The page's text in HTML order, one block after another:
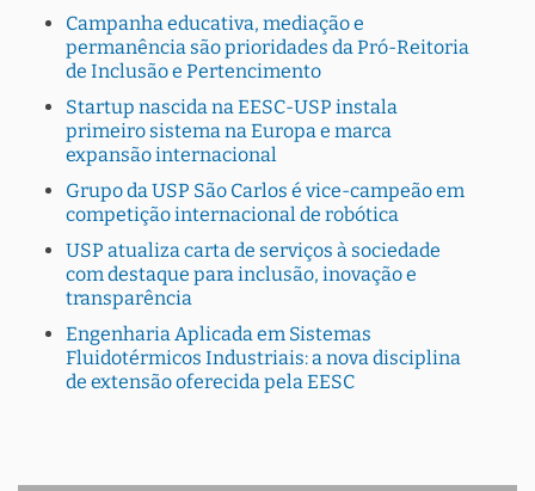
Campanha educativa, mediação e
permanência são prioridades da Pró-Reitoria
de Inclusão e Pertencimento
Startup nascida na EESC-USP instala
primeiro sistema na Europa e marca
expansão internacional
Grupo da USP São Carlos é vice-campeão em
competição internacional de robótica
USP atualiza carta de serviços à sociedade
com destaque para inclusão, inovação e
transparência
Engenharia Aplicada em Sistemas
Fluidotérmicos Industriais: a nova disciplina
de extensão oferecida pela EESC